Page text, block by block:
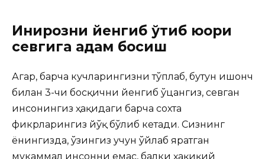
Инқирозни йенгиб ўтиб юқори
севгига қадам босиш
Агар, барча кучларингизни тўплаб, бутун ишонч
билан 3-чи босқични йенгиб ўцангиз, севган
инсонингиз ҳақидаги барча сохта
фикрларингиз йўқ бўлиб кетади. Сизнинг
ёнингизда, ўзингиз учун ўйлаб яратган
мукаммал инсонни емас, балки ҳақиқий